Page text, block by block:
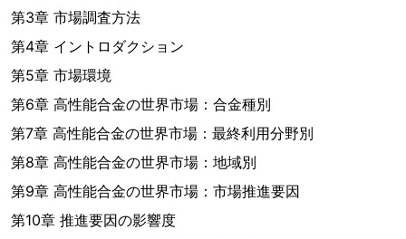
第3章 市場調査方法
第4章 イントロダクション
第5章 市場環境
第6章 高性能合金の世界市場：合金種別
第7章 高性能合金の世界市場：最終利用分野別
第8章 高性能合金の世界市場：地域別
第9章 高性能合金の世界市場：市場推進要因
第10章 推進要因の影響度